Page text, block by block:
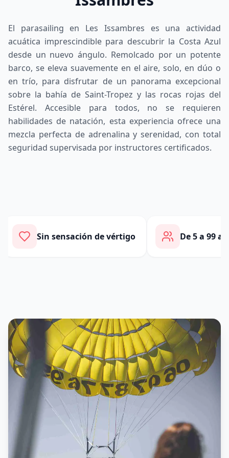
El parasailing en Les Issambres es una actividad
acuática imprescindible para descubrir la Costa Azul
desde un nuevo ángulo. Remolcado por un potente
barco, se eleva suavemente en el aire, solo, en dúo o
en trío, para disfrutar de un panorama excepcional
sobre la bahía de Saint-Tropez y las rocas rojas del
Estérel. Accesible para todos, no se requieren
habilidades de natación, esta experiencia ofrece una
mezcla perfecta de adrenalina y serenidad, con total
seguridad supervisada por instructores certificados.
Sin sensación de vértigo De 5 a 99